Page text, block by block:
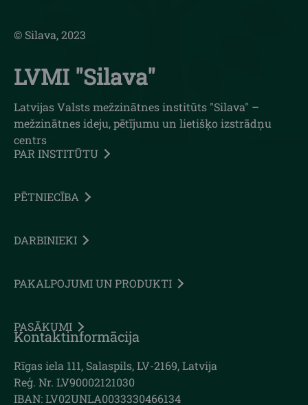
© Silava, 2023
LVMI "Silava"
Latvijas Valsts mežzinātnes institūts "Silava" –
mežzinātnes ideju, pētījumu un lietišķo izstrādņu
centrs
PAR INSTITŪTU
PĒTNIECĪBA
DARBINIEKI
PAKALPOJUMI UN PRODUKTI
PASĀKUMI
Kontaktinformācija
Rīgas iela 111, Salaspils, LV-2169, Latvija
Reģ. Nr. LV90002121030
IBAN: LV02UNLA0033330466134